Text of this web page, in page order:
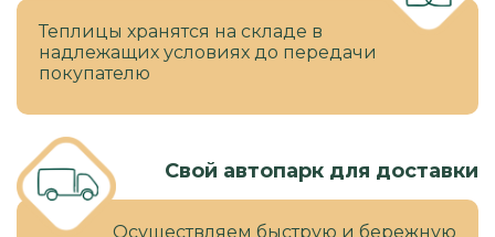
Теплицы хранятся на складе в
надлежащих условиях до передачи
покупателю
Свой автопарк для доставки
Осуществляем быструю и бережную